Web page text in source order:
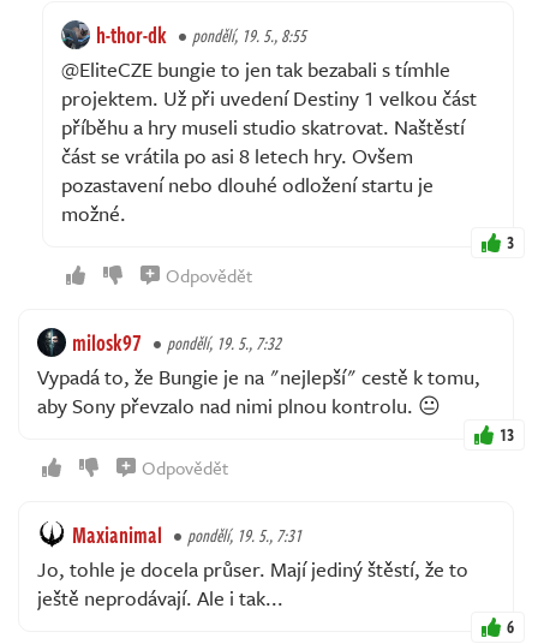
h-thor-dk pondělí, 19. 5., 8:55
@EliteCZE bungie to jen tak bezabali s tímhle
projektem. Už při uvedení Destiny 1 velkou část
příběhu a hry museli studio skatrovat. Naštěstí
část se vrátila po asi 8 letech hry. Ovšem
pozastavení nebo dlouhé odložení startu je
možné.
3
Odpovědět
milosk97 pondělí, 19. 5., 7:32
Vypadá to, že Bungie je na "nejlepší" cestě k tomu,
aby Sony převzalo nad nimi plnou kontrolu. 😐
13
Odpovědět
Maxianimal pondělí, 19. 5., 7:31
Jo, tohle je docela průser. Mají jediný štěstí, že to
ještě neprodávají. Ale i tak...
6